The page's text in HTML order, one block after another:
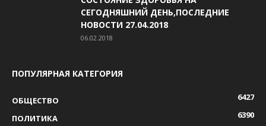
СЕГОДНЯШНИЙ ДЕНЬ,ПОСЛЕДНИЕ
НОВОСТИ 27.04.2018
06.02.2018
ПОПУЛЯРНАЯ КАТЕГОРИЯ
ОБЩЕСТВО
6427
ПОЛИТИКА
6390